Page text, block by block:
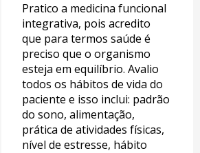
Pratico a medicina funcional
integrativa, pois acredito
que para termos saúde é
preciso que o organismo
esteja em equilíbrio. Avalio
todos os hábitos de vida do
paciente e isso inclui: padrão
do sono, alimentação,
prática de atividades físicas,
nível de estresse, hábito